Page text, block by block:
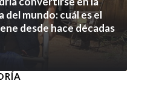
del mundo: cuál es el
desde hace décadas